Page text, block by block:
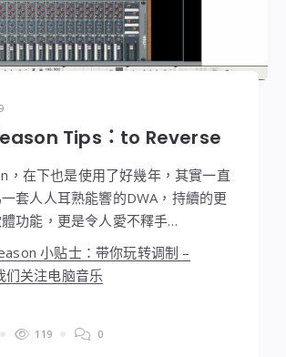
Tips：to Reverse
，在下也是使用了好幾年，其實一直
套人人耳熟能響的DWA，持續的更
功能，更是令人愛不釋手…
小贴士：带你玩转调制 –
们关注电脑音乐
119 0